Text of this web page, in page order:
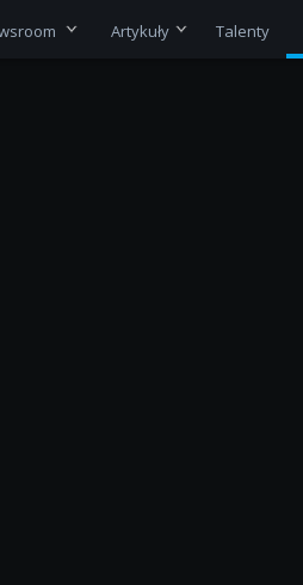
Artykuły Talenty